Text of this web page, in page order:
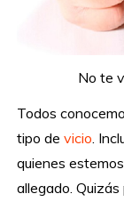
No te
Todos
tipo devicio .
quienes
allegado.